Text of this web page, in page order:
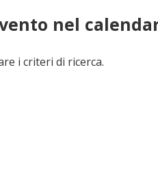
nel
i criteri di ricerca.